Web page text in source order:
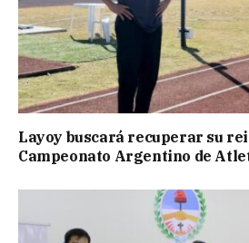
Layoy buscará recuperar su
Campeonato Argentino de